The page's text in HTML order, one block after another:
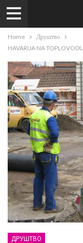
Home
Друштво
HAVARIJA NA
ДРУШТВО